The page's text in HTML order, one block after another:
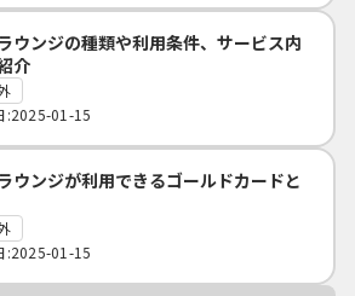
ウンジの種類や利用条件、サービス内
介
:2025-01-15
ウンジが利用できるゴールドカードと
:2025-01-15